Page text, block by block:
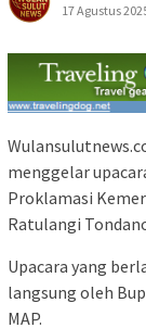
17 Agustus
menggelar
Proklamasi
Ratulangi
Upacara yang
langsung oleh
MAP.